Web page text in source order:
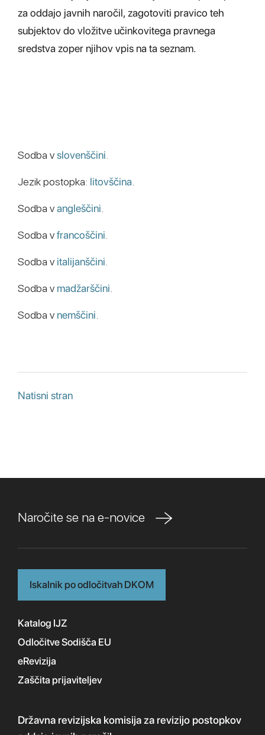
za oddajo javnih naročil, zagotoviti pravico teh
subjektov do vložitve učinkovitega pravnega
sredstva zoper njihov vpis na ta seznam.
Sodba vslovenščini
Jezik postopka: litovščina
Sodba vangleščini
Sodba vfrancoščini
Sodba v italijanščini
Sodba v madžarščini
Sodba v nemščini
Natisni stran
Naročite se na e-novice
Iskalnik po odločitvah DKOM
Katalog IJZ
Odločitve Sodišča EU
eRevizija
Zaščita prijaviteljev
Državna revizijska komisijaza revizijo postopkov